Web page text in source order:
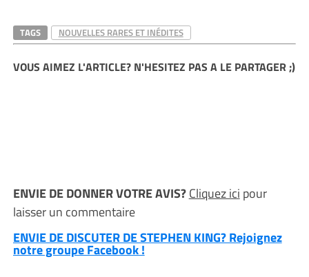
TAGS NOUVELLES RARES ET INÉDITES
VOUS AIMEZ L'ARTICLE? N'HESITEZ PAS A LE PARTAGER ;)
ENVIE DE DONNER VOTRE AVIS?Cliquez ici pour
laisser un commentaire
ENVIE DE DISCUTER DE STEPHEN KING? Rejoignez
notre groupe Facebook !